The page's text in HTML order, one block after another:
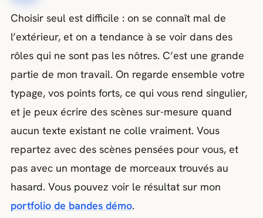
Choisir seul est difficile : on se connaît mal de
l’extérieur, et on a tendance à se voir dans des
rôles qui ne sont pas les nôtres. C’est une grande
partie de mon travail. On regarde ensemble votre
typage, vos points forts, ce qui vous rend singulier,
et je peux écrire des scènes sur-mesure quand
aucun texte existant ne colle vraiment. Vous
repartez avec des scènes pensées pour vous, et
pas avec un montage de morceaux trouvés au
hasard. Vous pouvez voir le résultat sur mon
portfolio de bandes démo.